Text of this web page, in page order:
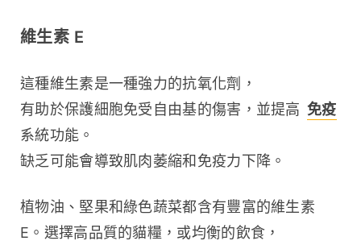
維生素 E
這種維生素是一種強力的抗氧化劑，
有助於保護細胞免受自由基的傷害，並提高 免疫
系統功能。
缺乏可能會導致肌肉萎縮和免疫力下降。
植物油、堅果和綠色蔬菜都含有豐富的維生素
E。選擇高品質的貓糧，或均衡的飲食，